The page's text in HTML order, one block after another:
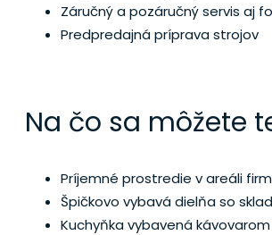
Záručný a pozáručný servis aj
Predpredajná príprava strojov
Na čo sa môžete
Príjemné prostredie v areáli
Špičkovo vybavá dielňa so
Kuchyňka vybavená